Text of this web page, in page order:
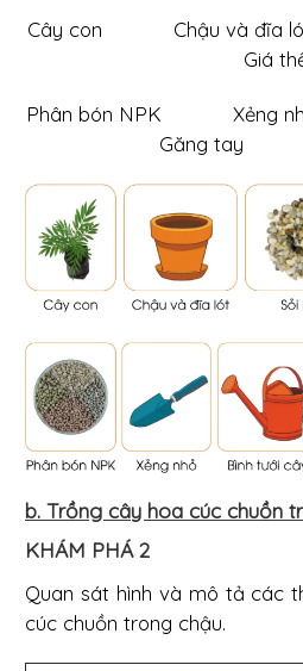
Cây con Chậu và
Giá
Phân bón NPK Xẻng
Găng tay
b. Trồng cây hoa cúc chuồn
KHÁM PHÁ 2
Quan sát hình và mô tả các
cúc chuồn trong chậu.